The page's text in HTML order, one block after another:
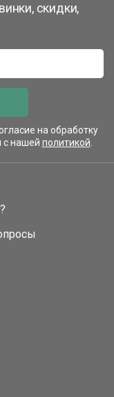
скидки,
на обработку
с нашей политикой